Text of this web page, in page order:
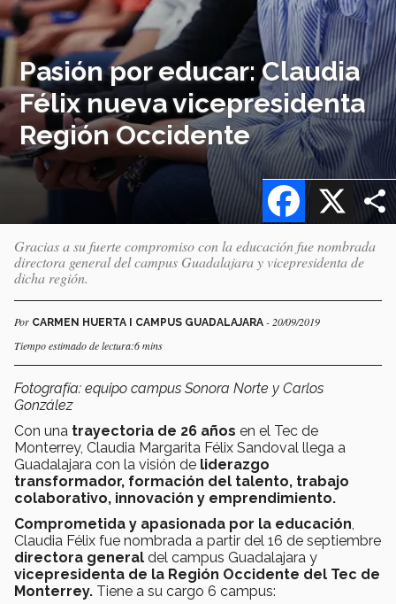
Pasión por educar: Claudia
Félix nueva vicepresidenta
Región Occidente
X
Facebook
Gracias a su fuerte compromiso con la educación fue nombrada
directora general del campus Guadalajara y vicepresidenta de
dicha región.
Por CARMEN HUERTA I CAMPUS GUADALAJARA - 20/09/2019
Tiempo estimado de lectura:6 mins
Fotografía: equipo campus Sonora Norte y Carlos
González
Con una trayectoria de 26 años en el Tec de
Monterrey, Claudia Margarita Félix Sandoval llega a
Guadalajara con la visión de liderazgo
transformador, formación del talento, trabajo
colaborativo, innovación y emprendimiento.
Comprometida y apasionada por la educación
Claudia Félix fue nombrada a partir del 16 de septiembre
directora general del campus Guadalajara y
vicepresidenta de la Región Occidente del Tec de
Monterrey. Tiene a su cargo 6 campus: